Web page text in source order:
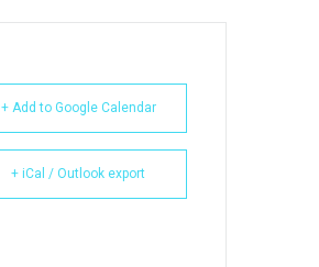
+ Add to Google Calendar
+ iCal / Outlook export